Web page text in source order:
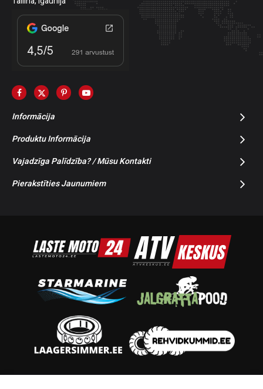
Informācija
Produktu Informācija
Vajadzīga Palīdzība? / Mūsu Kontakti
Pierakstīties Jaunumiem